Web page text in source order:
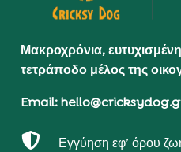
Μακροχρόνια,
τετράποδο μέλος της
Email:
 Εγγύηση εφ’ όρου